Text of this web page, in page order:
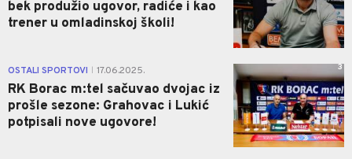
bek produžio ugovor, radiće i kao
trener u omladinskoj školi!
OSTALI SPORTOVI 17.06.2025.
RK Borac m:tel sačuvao dvojac iz
prošle sezone: Grahovac i Lukić
potpisali nove ugovore!
3